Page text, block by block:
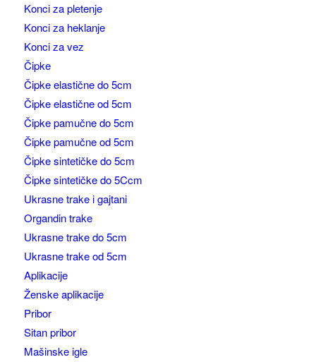
Konci za pletenje
Konci za heklanje
Konci za vez
Čipke
Čipke elastične do 5cm
Čipke elastične od 5cm
Čipke pamučne do 5cm
Čipke pamučne od 5cm
Čipke sintetičke do 5cm
Čipke sintetičke do 5Ccm
Ukrasne trake i gajtani
Organdin trake
Ukrasne trake do 5cm
Ukrasne trake od 5cm
Aplikacije
Ženske aplikacije
Pribor
Sitan pribor
Mašinske igle